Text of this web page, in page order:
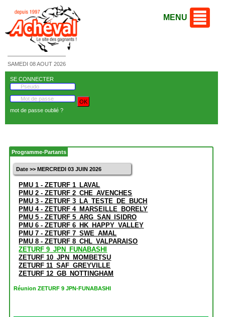
SAMEDI 08 AOUT 2026
MENU
SE CONNECTER
mot de passe oublié ?
Programme-Partants
Date >> MERCREDI 03 JUIN 2026
PMU 1 - ZETURF 1_LAVAL
PMU 2 - ZETURF 2_CHE_AVENCHES
PMU 3 - ZETURF 3_LA_TESTE_DE_BUCH
PMU 4 - ZETURF 4_MARSEILLE_BORELY
PMU 5 - ZETURF 5_ARG_SAN_ISIDRO
PMU 6 - ZETURF 6_HK_HAPPY_VALLEY
PMU 7 - ZETURF 7_SWE_AMAL
PMU 8 - ZETURF 8_CHL_VALPARAISO
ZETURF 9_JPN_FUNABASHI
ZETURF 10_JPN_MOMBETSU
ZETURF 11_SAF_GREYVILLE
ZETURF 12_GB_NOTTINGHAM
Réunion ZETURF 9 JPN-FUNABASHI